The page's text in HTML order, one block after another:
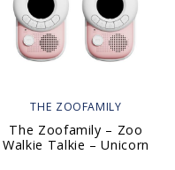
THE ZOOFAMILY
The Zoofamily – Zoo
Walkie Talkie – Unicorn